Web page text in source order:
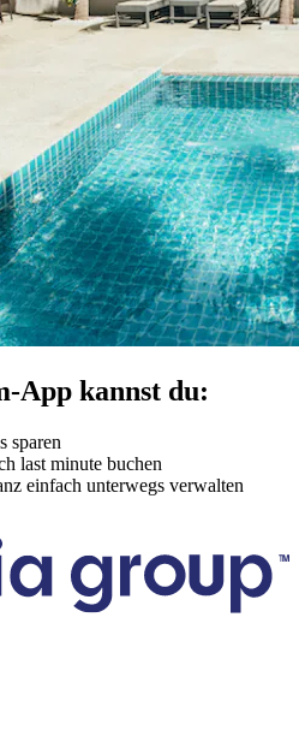
App kannst du:
sparen
last minute buchen
einfach unterwegs verwalten